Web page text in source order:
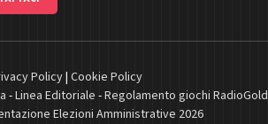
Policy| Cookie Policy
-Linea Editoriale -Regolamento giochi RadioGold
Elezioni Amministrative 2026